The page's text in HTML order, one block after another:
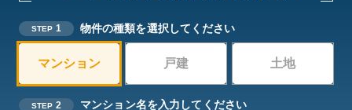
STEP 1 物件の種類を選択してください
マンション 戸建 土地
STEP 2 マンション名を入力してください